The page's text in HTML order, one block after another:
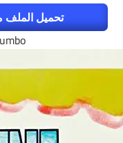
تحميل الملف